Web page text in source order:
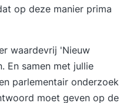
en vaardigheden
en
en begeleiden
en mensen
• Kun je leidinggeven
op deze manier prima
waardevrij 'Nieuw
En samen met jullie
parlementair onderzoek
moet geven op de